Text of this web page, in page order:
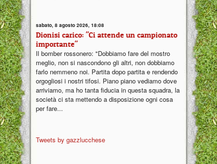
sabato, 8 agosto 2026, 18:08
Dionisi carico: "Ci attende un campionato
importante"
Il bomber rossonero: "Dobbiamo fare del mostro
meglio, non si nascondono gli altri, non dobbiamo
farlo nemmeno noi. Partita dopo partita e rendendo
orgogliosi i nostri tifosi. Piano piano vediamo dove
arriviamo, ma ho tanta fiducia in questa squadra, la
società ci sta mettendo a disposizione ogni cosa
per fare...
Tweets by gazzlucchese